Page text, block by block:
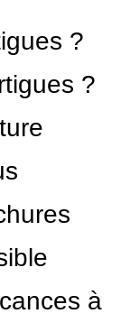
?
?
à